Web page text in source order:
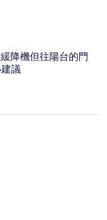
降機但往陽台的門
議